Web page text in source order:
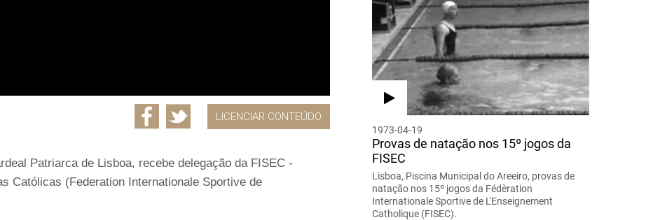
LICENCIAR CONTEÚDO
Patriarca de Lisboa, recebe delegação da FISEC -
Católicas (Federation Internationale Sportive de
1973-04-19
Provas de natação nos 15º jogos da
FISEC
Lisboa, Piscina Municipal do Areeiro, provas de
natação nos 15º jogos da Fédèration
Internationale Sportive de L'Enseignement
Catholique (FISEC).